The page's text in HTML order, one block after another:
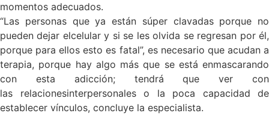
momentos adecuados.
“Las personas que ya están súper clavadas porque no
pueden dejar elcelular y si se les olvida se regresan por él,
porque para ellos esto es fatal”, es necesario que acudan a
terapia, porque hay algo más que se está enmascarando
con esta adicción; tendrá que ver con
las relacionesinterpersonales o la poca capacidad de
establecer vínculos, concluye la especialista.